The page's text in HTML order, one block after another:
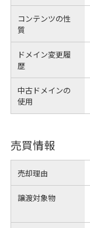
コンテンツの性
質
ドメイン変更履
歴
中古ドメインの
使用
売買情報
売却理由
譲渡対象物